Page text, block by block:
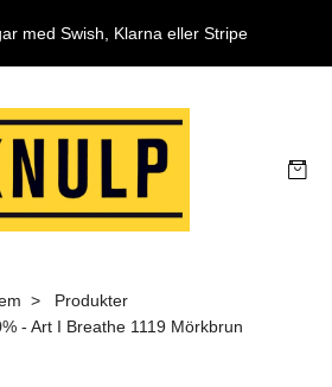
med Swish, Klarna eller Stripe
Produkter
- Art I Breathe 1119 Mörkbrun